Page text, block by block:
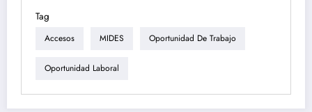
Tag
Accesos MIDES Oportunidad De Trabajo
Oportunidad Laboral